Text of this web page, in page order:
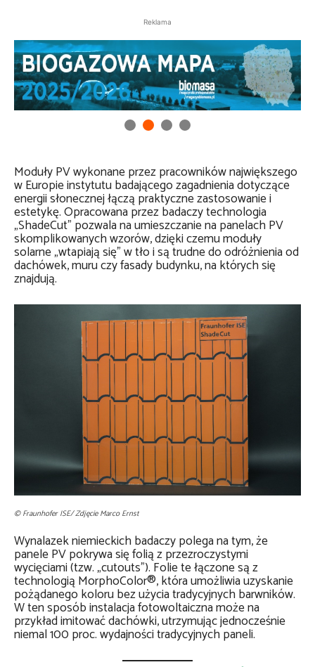
Reklama
Moduły PV wykonane przez pracowników największego
w Europie instytutu badającego zagadnienia dotyczące
energii słonecznej łączą praktyczne zastosowanie i
estetykę. Opracowana przez badaczy technologia
„ShadeCut” pozwala na umieszczanie na panelach PV
skomplikowanych wzorów, dzięki czemu moduły
solarne „wtapiają się” w tło i są trudne do odróżnienia od
dachówek, muru czy fasady budynku, na których się
znajdują.
© Fraunhofer ISE/ Zdjęcie Marco Ernst
Wynalazek niemieckich badaczy polega na tym, że
panele PV pokrywa się folią z przezroczystymi
wycięciami (tzw. „cutouts”). Folie te łączone są z
technologią MorphoColor®, która umożliwia uzyskanie
pożądanego koloru bez użycia tradycyjnych barwników.
W ten sposób instalacja fotowoltaiczna może na
przykład imitować dachówki, utrzymując jednocześnie
niemal 100 proc. wydajności tradycyjnych paneli.